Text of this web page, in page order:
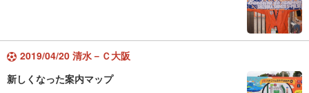
2019/04/20 清水－Ｃ大阪
新しくなった案内マップ